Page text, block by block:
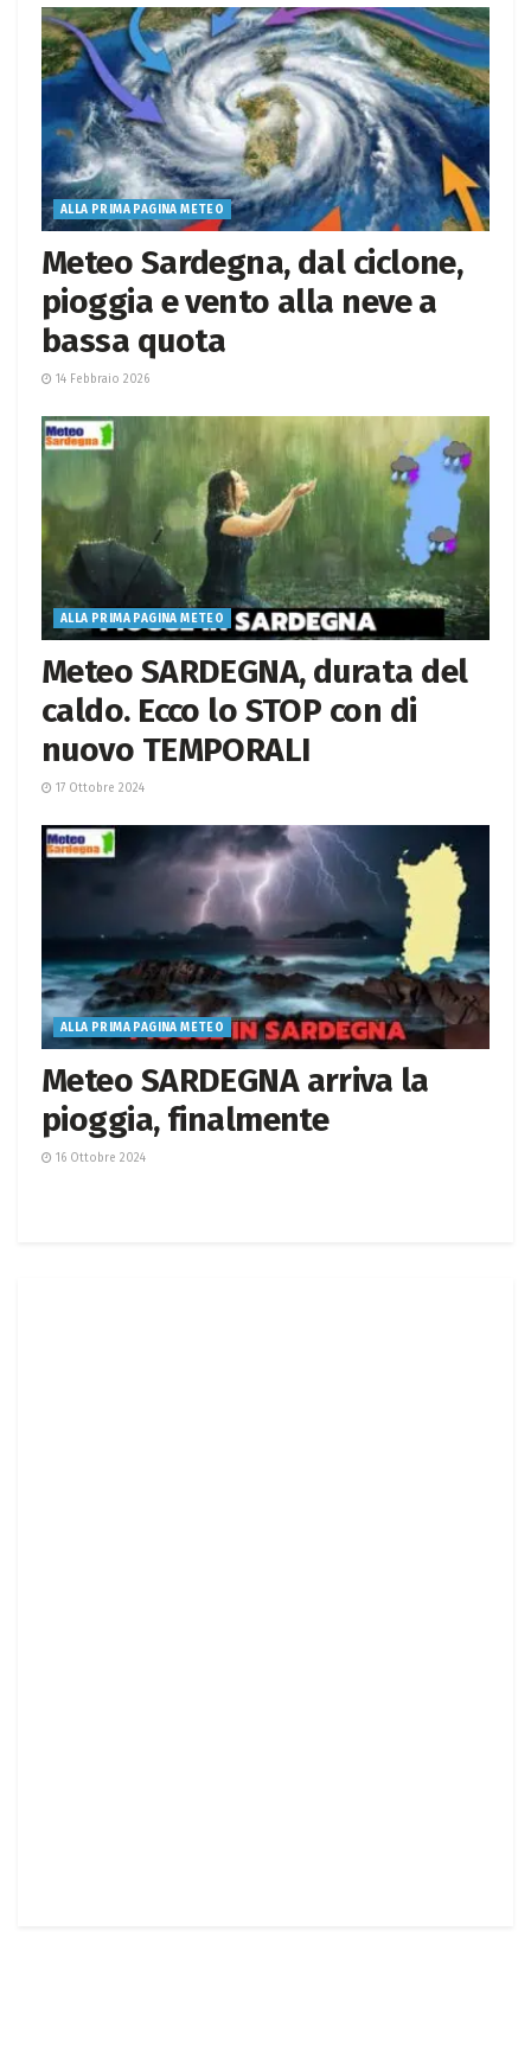
ALLA PRIMA PAGINA METEO
Meteo Sardegna, dal ciclone,
pioggia e vento alla neve a
bassa quota
14 Febbraio 2026
ALLA PRIMA PAGINA METEO
Meteo SARDEGNA, durata del
caldo. Ecco lo STOP con di
nuovo TEMPORALI
17 Ottobre 2024
ALLA PRIMA PAGINA METEO
Meteo SARDEGNA arriva la
pioggia, finalmente
16 Ottobre 2024